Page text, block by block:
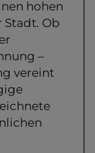
hohen
Ob
–
vereint